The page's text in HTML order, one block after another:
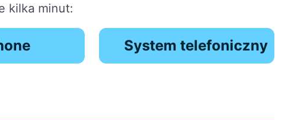
kilka minut:
System telefoniczny